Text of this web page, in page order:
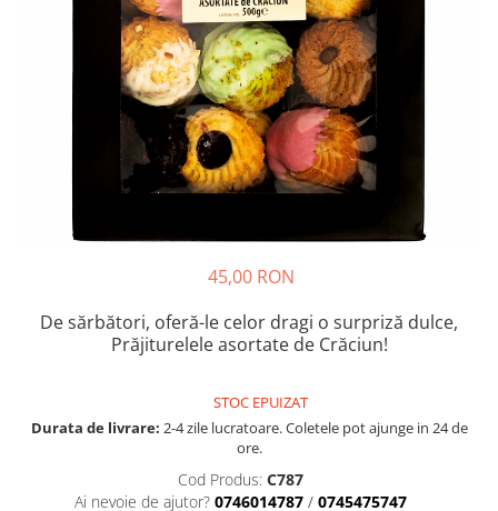
Cozonac Collection
Cozonac Cadou
Cozonac cu Unt
Cozonac Royal
Cozonac Mos Craciun
Cozonac Duofino
Cofetarie
Fursecuri
Fursecuri cu unt
45,00 RON
De sărbători, oferă-le celor dragi o surpriză dulce,
Prăjiturelele asortate de Crăciun!
STOC EPUIZAT
Durata de livrare: 2-4 zile lucratoare. Coletele pot ajunge in 24 de
ore.
Cod Produs: C787
Ai nevoie de ajutor? 0746014787 / 0745475747